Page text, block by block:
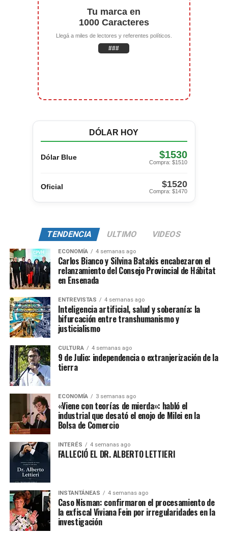
Tu marca en
1000 Caracteres
Llegá a miles de lectores y referentes políticos.
###
DÓLAR HOY
Dólar Blue $1530
Compra: $1510
Oficial $1520
Compra: $1470
TENDENCIA ULTIMO VIDEOS
ECONOMÍA 4 semanas ago
Carlos Bianco y Silvina Batakis encabezaron el
relanzamiento del Consejo Provincial de Hábitat
en Ensenada
ENTREVISTAS 4 semanas ago
Inteligencia artificial, salud y soberanía: la
bifurcación entre transhumanismo y
justicialismo
CULTURA 4 semanas ago
9 de Julio: independencia o extranjerización de la
tierra
ECONOMÍA 3 semanas ago
«Viene con teorías de mierda»: habló el
industrial que desató el enojo de Milei en la
Bolsa de Comercio
INTERÉS 4 semanas ago
FALLECIÓ EL DR. ALBERTO LETTIERI
INSTANTÁNEAS 4 semanas ago
Caso Nisman: confirmaron el procesamiento de
la exfiscal Viviana Fein por irregularidades en la
investigación